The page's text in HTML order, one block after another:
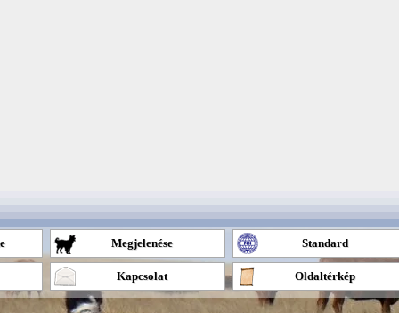
Megjelenése Standard
Kapcsolat Oldaltérkép